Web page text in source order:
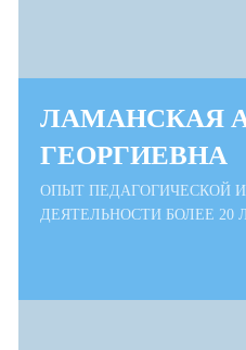
ЛАМАНСКАЯ
ГЕОРГИЕВНА
ОПЫТ ПЕДАГОГИЧЕСКОЙ
ДЕЯТЕЛЬНОСТИ БОЛЕЕ 20